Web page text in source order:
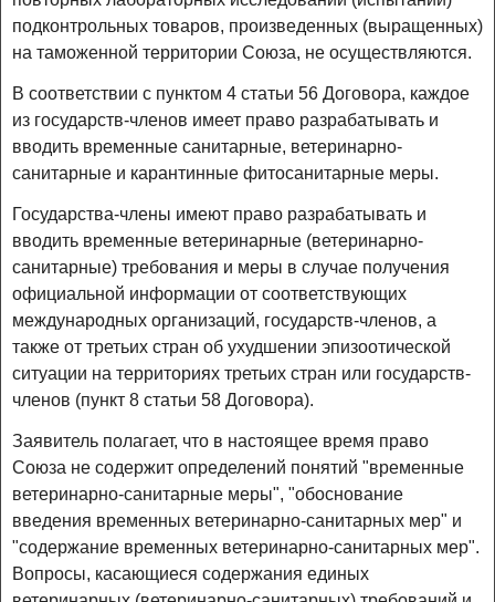
подконтрольных товаров, произведенных (выращенных)
на таможенной территории Союза, не осуществляются.
В соответствии с пунктом 4 статьи 56 Договора, каждое
из государств-членов имеет право разрабатывать и
вводить временные санитарные, ветеринарно-
санитарные и карантинные фитосанитарные меры.
Государства-члены имеют право разрабатывать и
вводить временные ветеринарные (ветеринарно-
санитарные) требования и меры в случае получения
официальной информации от соответствующих
международных организаций, государств-членов, а
также от третьих стран об ухудшении эпизоотической
ситуации на территориях третьих стран или государств-
членов (пункт 8 статьи 58 Договора).
Заявитель полагает, что в настоящее время право
Союза не содержит определений понятий "временные
ветеринарно-санитарные меры", "обоснование
введения временных ветеринарно-санитарных мер" и
"содержание временных ветеринарно-санитарных мер".
Вопросы, касающиеся содержания единых